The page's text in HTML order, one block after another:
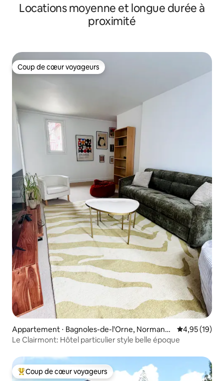
Locations moyenne et longue durée à
proximité
Coup de cœur voyageurs
Coup de cœur voyageurs
Appartement ⋅ Bagnoles-de-l'Orne, Normandi
e
Évaluation
4,95 (19)
Le Clairmont: Hôtel particulier style belle époque
Coups de cœur voyageurs les plus appréciés
Coup de cœur voyageurs